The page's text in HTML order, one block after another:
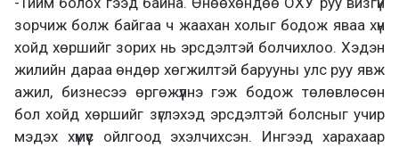
зорчиж болж байгаа ч жаахан холыг бодож яваа хүн
хойд хөршийг зорих нь эрсдэлтэй болчихлоо. Хэдэн
жилийн дараа өндөр хөгжилтэй барууны улс руу явж
ажил, бизнесээ өргөжүүлнэ гэж бодож төлөвлөсөн
бол хойд хөршийг зүглэхэд эрсдэлтэй болсныг учир
мэдэх хүмүүс ойлгоод эхэлчихсэн. Ингээд харахаар